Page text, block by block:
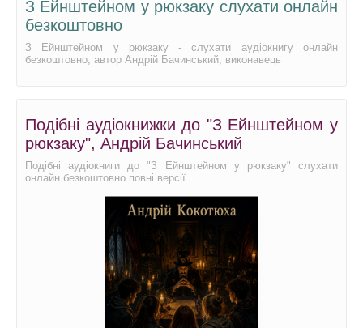
З Ейнштейном у рюкзаку слухати онлайн
безкоштовно
З Ейнштейном у рюкзаку - слухати аудіокнигу онлайн
безкоштовно, автор Андрій Бачинський, виконавець
Подібні аудіокнижки до "З Ейнштейном у
рюкзаку", Андрій Бачинський
Подібні аудіокниги до "З Ейнштейном у рюкзаку" слухати
онлайн безкоштовно повні версії.